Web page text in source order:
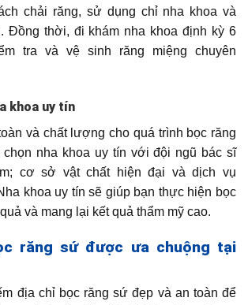
chải răng, sử dụng chỉ nha khoa và
Đồng thời, đi khám nha khoa định kỳ 6
tra và vệ sinh răng miệng chuyên
khoa uy tín
và chất lượng cho quá trình bọc răng
nha khoa uy tín với đội ngũ bác sĩ
cơ sở vật chất hiện đại và dịch vụ
khoa uy tín sẽ giúp bạn thực hiện bọc
và mang lại kết quả thẩm mỹ cao.
răng sứ được ưa chuộng tại
địa chỉ bọc răng sứ đẹp và an toàn để